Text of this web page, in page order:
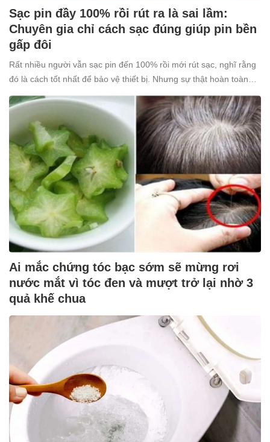
Sạc pin đầy 100% rồi rút ra là sai lầm:
Chuyên gia chỉ cách sạc đúng giúp pin bền
gấp đôi
Rất nhiều người vẫn sạc pin đến 100% rồi mới rút sạc, nghĩ rằng
đó là cách tốt nhất để bảo vệ thiết bị. Nhưng sự thật hoàn toàn
ngược lại: thói quen tưởng chừng “vô hại” này lại âm thầm khiến
pin nhanh chai, giảm tuổi thọ.
Ai mắc chứng tóc bạc sớm sẽ mừng rơi
nước mắt vì tóc đen và mượt trở lại nhờ 3
quả khế chua